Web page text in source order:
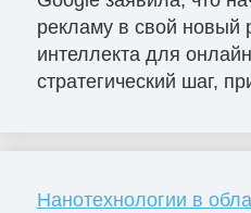
рекламу в свой новый
интеллекта для
стратегический шаг,
Нанотехнологии в